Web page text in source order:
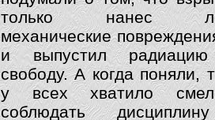
только нанес
механические
и выпустил
свободу. А когда поняли,
у всех хватило
соблюдать